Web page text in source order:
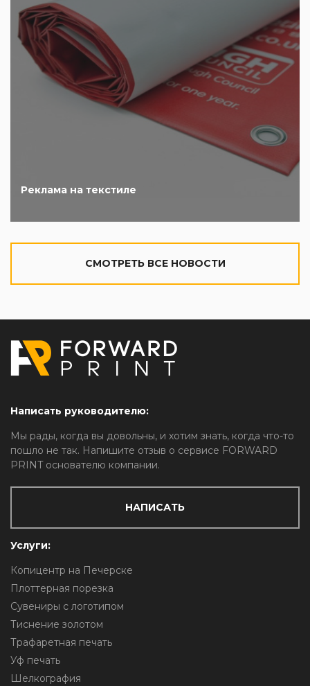
Реклама на текстиле
CМОТРЕТЬ ВСЕ НОВОСТИ
Написать руководителю:
Мы рады, когда вы довольны, и хотим знать, когда что-то
пошло не так. Напишите отзыв о сервисе FORWARD
PRINT основателю компании.
НАПИСАТЬ
Услуги:
Копицентр на Печерске
Плоттерная порезка
Сувениры с логотипом
Тиснение золотом
Трафаретная печать
Уф печать
Шелкография